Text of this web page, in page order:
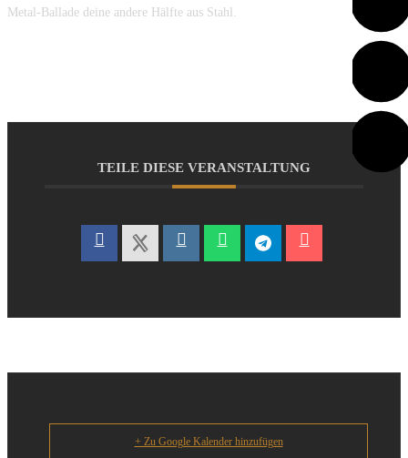
Metal-Ballade deine andere Hälfte aus Stahl.
TEILE DIESE VERANSTALTUNG
+ Zu Google Kalender hinzufügen